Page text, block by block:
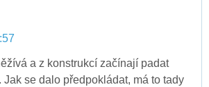
a z konstrukcí začínají padat
Jak se dalo předpokládat, má to tady